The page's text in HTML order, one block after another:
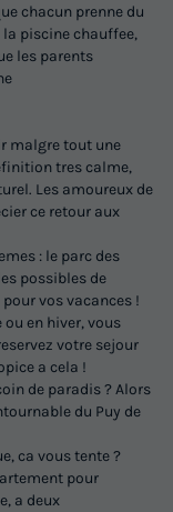
chacun prenne du
piscine chauffee,
les parents
malgre tout une
tres calme,
Les amoureux de
ce retour aux
: le parc des
possibles de
vos vacances !
ou en hiver, vous
votre sejour
a cela !
de paradis ? Alors
du Puy de
ca vous tente ?
pour
a deux